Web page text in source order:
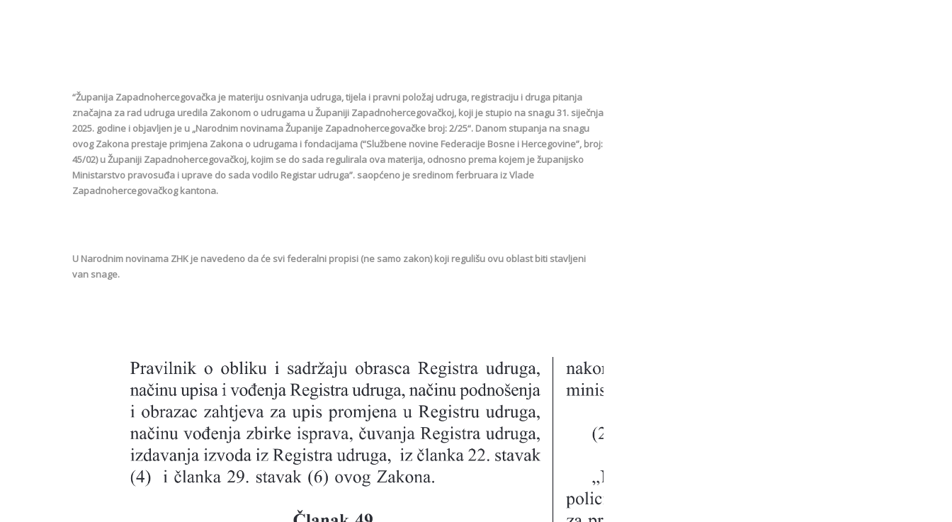
“Županija Zapadnohercegovačka je materiju osnivanja udruga, tijela i pravni položaj udruga, registraciju i druga pitanja
značajna za rad udruga uredila Zakonom o udrugama u Županiji Zapadnohercegovačkoj, koji je stupio na snagu 31. siječnja
2025. godine i objavljen je u „Narodnim novinama Županije Zapadnohercegovačke broj: 2/25“. Danom stupanja na snagu
ovog Zakona prestaje primjena Zakona o udrugama i fondacijama (“Službene novine Federacije Bosne i Hercegovine”, broj:
45/02) u Županiji Zapadnohercegovačkoj, kojim se do sada regulirala ova materija, odnosno prema kojem je županijsko
Ministarstvo pravosuđa i uprave do sada vodilo Registar udruga”. saopćeno je sredinom ferbruara iz Vlade
Zapadnohercegovačkog kantona.
U Narodnim novinama ZHK je navedeno da će svi federalni propisi (ne samo zakon) koji regulišu ovu oblast biti stavljeni
van snage.